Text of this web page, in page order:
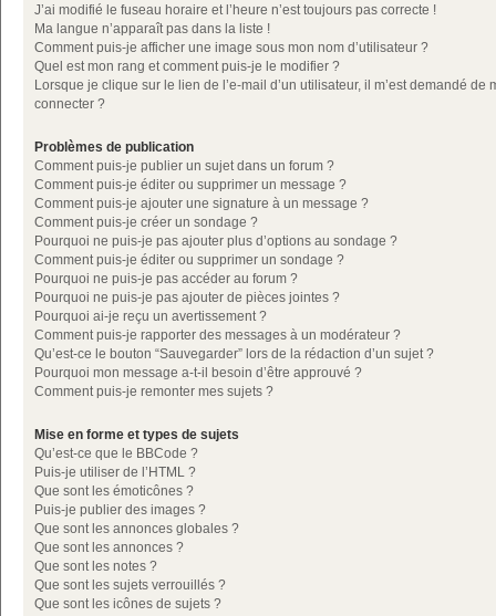
J’ai modifié le fuseau horaire et l’heure n’est toujours pas correcte !
Ma langue n’apparaît pas dans la liste !
Comment puis-je afficher une image sous mon nom d’utilisateur ?
Quel est mon rang et comment puis-je le modifier ?
Lorsque je clique sur le lien de l’e-mail d’un utilisateur, il m’est demandé de
connecter ?
Problèmes de publication
Comment puis-je publier un sujet dans un forum ?
Comment puis-je éditer ou supprimer un message ?
Comment puis-je ajouter une signature à un message ?
Comment puis-je créer un sondage ?
Pourquoi ne puis-je pas ajouter plus d’options au sondage ?
Comment puis-je éditer ou supprimer un sondage ?
Pourquoi ne puis-je pas accéder au forum ?
Pourquoi ne puis-je pas ajouter de pièces jointes ?
Pourquoi ai-je reçu un avertissement ?
Comment puis-je rapporter des messages à un modérateur ?
Qu’est-ce le bouton “Sauvegarder” lors de la rédaction d’un sujet ?
Pourquoi mon message a-t-il besoin d’être approuvé ?
Comment puis-je remonter mes sujets ?
Mise en forme et types de sujets
Qu’est-ce que le BBCode ?
Puis-je utiliser de l’HTML ?
Que sont les émoticônes ?
Puis-je publier des images ?
Que sont les annonces globales ?
Que sont les annonces ?
Que sont les notes ?
Que sont les sujets verrouillés ?
Que sont les icônes de sujets ?